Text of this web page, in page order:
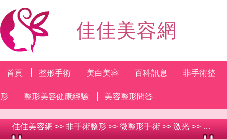
佳佳美容網
首頁 整形手術 美白美容 百科訊息 非手術整
形 整形美容健康經驗 美容整形問答
佳佳美容網 >> 非手術整形 >> 微整形手術 >> 激光 >> 激光美容的使用范圍有多廣？